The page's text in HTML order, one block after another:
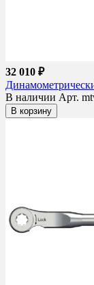
32 010 ₽
В наличии Арт.
В корзину